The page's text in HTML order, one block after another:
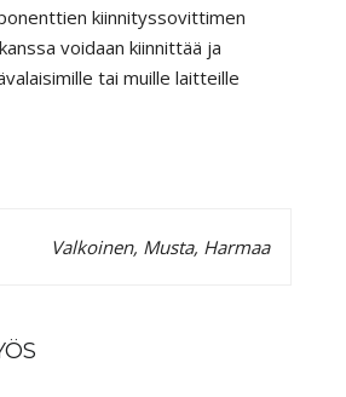
kiinnityssovittimen
voidaan kiinnittää ja
tai muille laitteille
Valkoinen, Musta, Harmaa